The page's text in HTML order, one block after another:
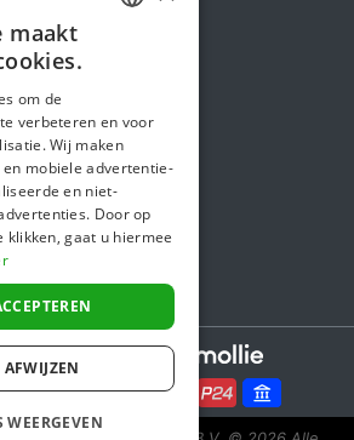
powered by
ENGLISH
maakt
om de
verbeteren en voor
Wij maken
mobiele advertentie-
en niet-
Door op
gaat u hiermee
WEERGEVEN